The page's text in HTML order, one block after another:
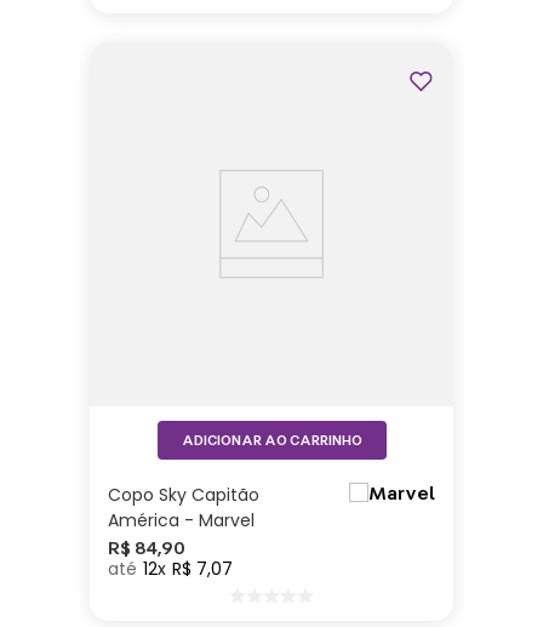
Copo Sky Capitão
América - Marvel
R$ 84,90
12 R$ 7,07
ADICIONAR AO CARRINHO